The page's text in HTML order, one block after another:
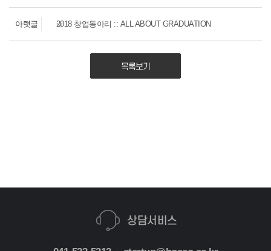
아랫글 2018 창업동아리 :: ALL ABOUT GRADUATION
목록보기
상담서비스